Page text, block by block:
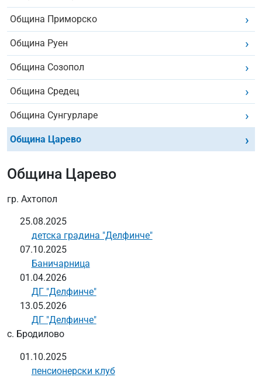
Община Приморско
Община Руен
Община Созопол
Община Средец
Община Сунгурларе
Община Царево
Община Царево
гр. Ахтопол
25.08.2025
детска градина "Делфинче"
07.10.2025
Баничарница
01.04.2026
ДГ "Делфинче"
13.05.2026
ДГ "Делфинче"
с. Бродилово
01.10.2025
пенсионерски клуб